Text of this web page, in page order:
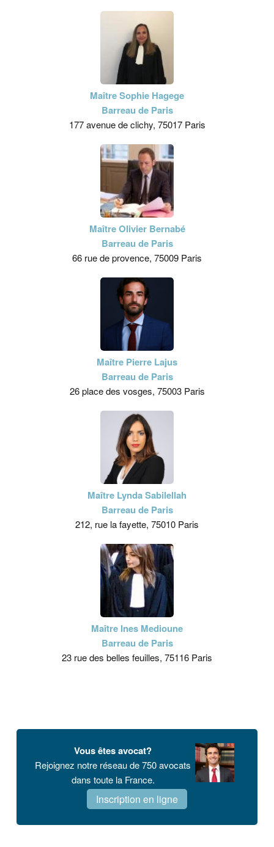
Maître Sophie Hagege
Barreau de Paris
177 avenue de clichy, 75017 Paris
Maître Olivier Bernabé
Barreau de Paris
66 rue de provence, 75009 Paris
Maître Pierre Lajus
Barreau de Paris
26 place des vosges, 75003 Paris
Maître Lynda Sabilellah
Barreau de Paris
212, rue la fayette, 75010 Paris
Maître Ines Medioune
Barreau de Paris
23 rue des belles feuilles, 75116 Paris
Vous êtes avocat?
Rejoignez notre réseau de 750 avocats
dans toute la France.
Inscription en ligne